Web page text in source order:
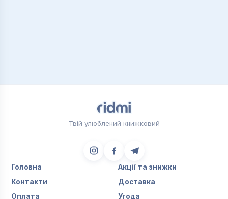
Твій улюблений книжковий
Головна
Акції та знижки
Контакти
Доставка
Оплата
Угода